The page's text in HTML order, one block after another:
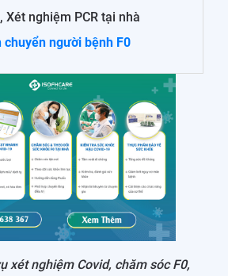
Xét nghiệm PCR tại nhà
chuyển người bệnh F0
xét nghiệm Covid, chăm sóc F0,